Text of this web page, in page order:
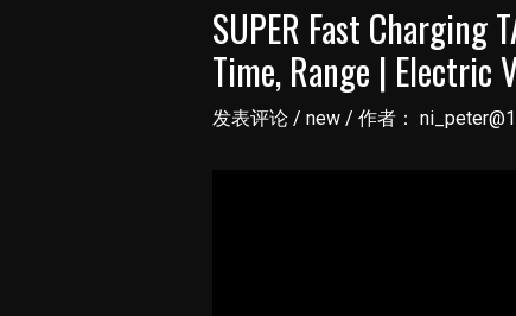
SUPER Fast Charging
Time, Range | Electric
发表评论 / new/ 作者：